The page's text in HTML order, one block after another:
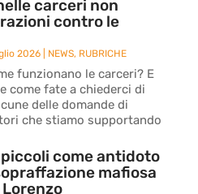
carceri non
contro le
2026 NEWS, RUBRICHE
funzionano le carceri? E
come fate a chiederci di
delle domande di
che stiamo supportando
piccoli come antidoto
mafiosa